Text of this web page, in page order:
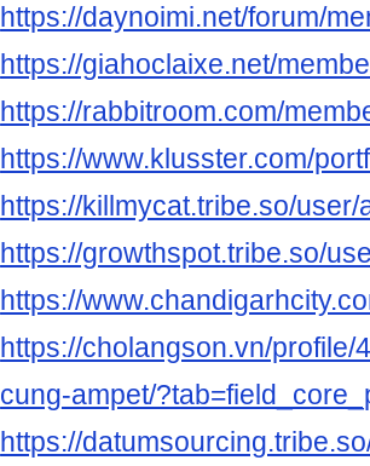
https://daynoimi.net/forum/
https://giahoclaixe.net/
https://rabbitroom.com/
https://www.klusster.com/
https://killmycat.tribe.so/user/
https://growthspot.tribe.so/
https://
https://cholangson.vn/profile/
cung-ampet/
https://